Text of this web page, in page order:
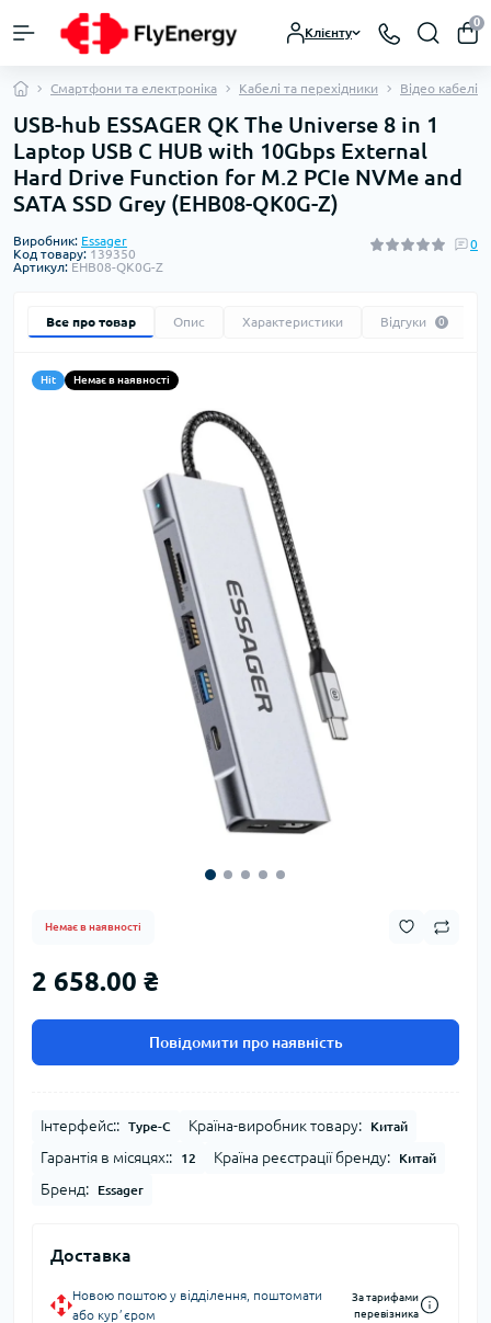
Клієнту
0
Смартфони та електроніка Кабелі та перехідники Відео кабелі
USB-hub ESSAGER QK The Universe 8 in 1
Laptop USB C HUB with 10Gbps External
Hard Drive Function for M.2 PCIe NVMe and
SATA SSD Grey (EHB08-QK0G-Z)
Виробник: Essager
Код товару: 139350
Артикул: EHB08-QK0G-Z
0
Все про товар Опис Характеристики Відгуки 0
Hit Немає в наявності
Немає в наявності
2 658.00 ₴
Повідомити про наявність
Інтерфейс:: Type-C Країна-виробник товару: Китай
Гарантія в місяцях:: 12 Країна реєстрації бренду: Китай
Бренд: Essager
Доставка
Новою поштою у відділення, поштомати
або курʼєром
За тарифами
перевізника